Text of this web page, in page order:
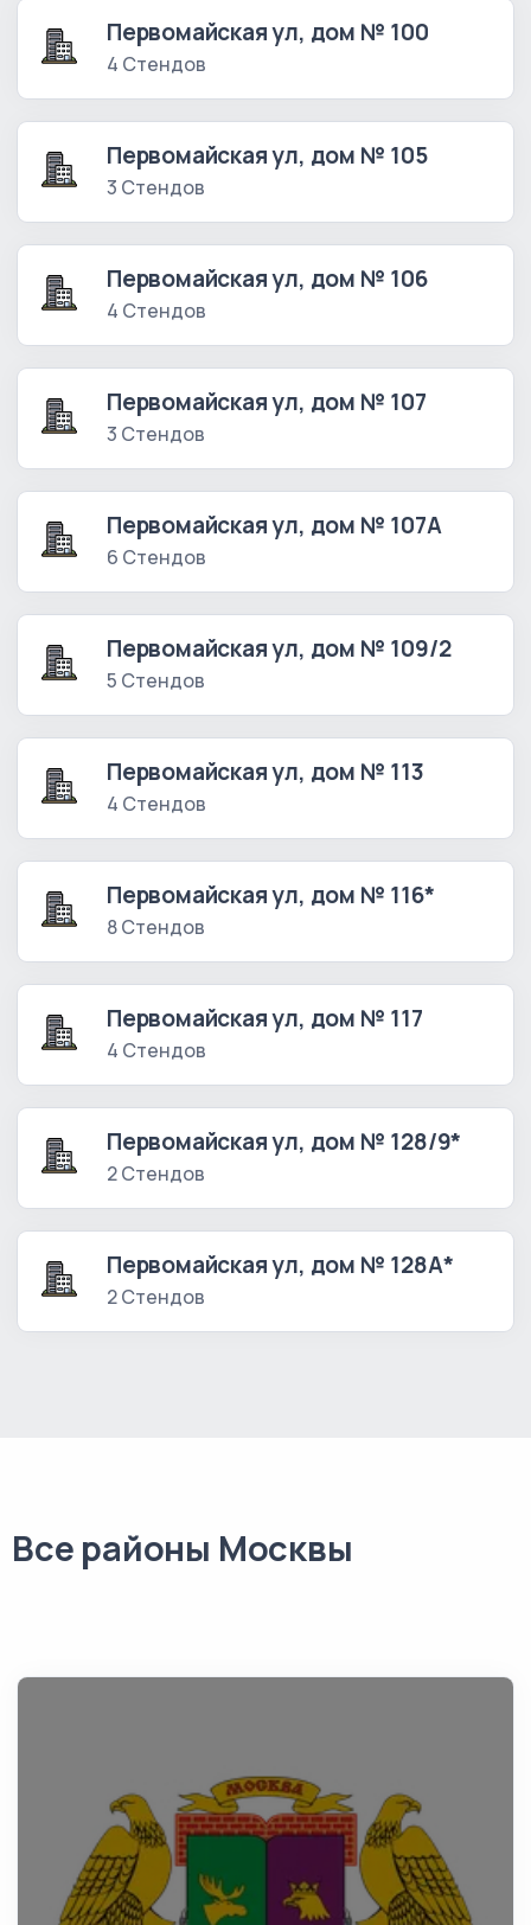
Первомайская ул, дом № 100
4 Стендов
Первомайская ул, дом № 105
3 Стендов
Первомайская ул, дом № 106
4 Стендов
Первомайская ул, дом № 107
3 Стендов
Первомайская ул, дом № 107А
6 Стендов
Первомайская ул, дом № 109/2
5 Стендов
Первомайская ул, дом № 113
4 Стендов
Первомайская ул, дом № 116*
8 Стендов
Первомайская ул, дом № 117
4 Стендов
Первомайская ул, дом № 128/9*
2 Стендов
Первомайская ул, дом № 128А*
2 Стендов
Все районы Москвы